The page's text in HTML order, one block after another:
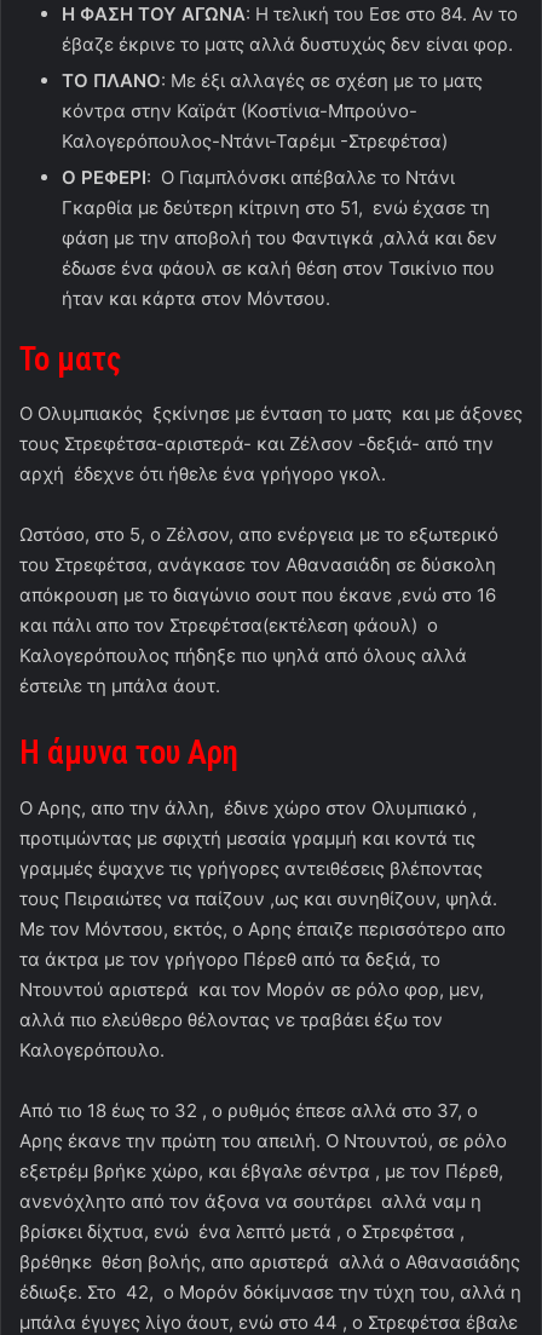
Η ΦΑΣΗ ΤΟΥ ΑΓΩΝΑ: Η τελική του Εσε στο 84. Αν το
έβαζε έκρινε το ματς αλλά δυστυχώς δεν είναι φορ.
ΤΟ ΠΛΑΝΟ: Με έξι αλλαγές σε σχέση με το ματς
κόντρα στην Καϊράτ (Κοστίνια-Μπρούνο-
Καλογερόπουλος-Ντάνι-Ταρέμι -Στρεφέτσα)
Ο ΡΕΦΕΡΙ: Ο Γιαμπλόνσκι απέβαλλε το Ντάνι
Γκαρθία με δεύτερη κίτρινη στο 51, ενώ έχασε τη
φάση με την αποβολή του Φαντιγκά ,αλλά και δεν
έδωσε ένα φάουλ σε καλή θέση στον Τσικίνιο που
ήταν και κάρτα στον Μόντσου.
To ματς
Ο Ολυμπιακός ξςκίνησε με ένταση το ματς και με άξονες
τους Στρεφέτσα-αριστερά- και Ζέλσον -δεξιά- από την
αρχή έδεχνε ότι ήθελε ένα γρήγορο γκολ.
Ωστόσο, στο 5, ο Ζέλσον, απο ενέργεια με το εξωτερικό
του Στρεφέτσα, ανάγκασε τον Αθανασιάδη σε δύσκολη
απόκρουση με το διαγώνιο σουτ που έκανε ,ενώ στο 16
και πάλι απο τον Στρεφέτσα(εκτέλεση φάουλ) ο
Καλογερόπουλος πήδηξε πιο ψηλά από όλους αλλά
έστειλε τη μπάλα άουτ.
Η άμυνα του Αρη
Ο Αρης, απο την άλλη, έδινε χώρο στον Ολυμπιακό ,
προτιμώντας με σφιχτή μεσαία γραμμή και κοντά τις
γραμμές έψαχνε τις γρήγορες αντειθέσεις βλέποντας
τους Πειραιώτες να παίζουν ,ως και συνηθίζουν, ψηλά.
Με τον Μόντσου, εκτός, ο Αρης έπαιζε περισσότερο απο
τα άκτρα με τον γρήγορο Πέρεθ από τα δεξιά, το
Ντουντού αριστερά και τον Μορόν σε ρόλο φορ, μεν,
αλλά πιο ελεύθερο θέλοντας νε τραβάει έξω τον
Καλογερόπουλο.
Από τιο 18 έως το 32 , ο ρυθμός έπεσε αλλά στο 37, ο
Αρης έκανε την πρώτη του απειλή. Ο Ντουντού, σε ρόλο
εξετρέμ βρήκε χώρο, και έβγαλε σέντρα , με τον Πέρεθ,
ανενόχλητο από τον άξονα να σουτάρει αλλά ναμ η
βρίσκει δίχτυα, ενώ ένα λεπτό μετά , ο Στρεφέτσα ,
βρέθηκε θέση βολής, απο αριστερά αλλά ο Αθανασιάδης
έδιωξε. Στο 42, ο Μορόν δόκίμνασε την τύχη του, αλλά η
μπάλα έγυγες λίγο άουτ, ενώ στο 44 , ο Στρεφέτσα έβαλε